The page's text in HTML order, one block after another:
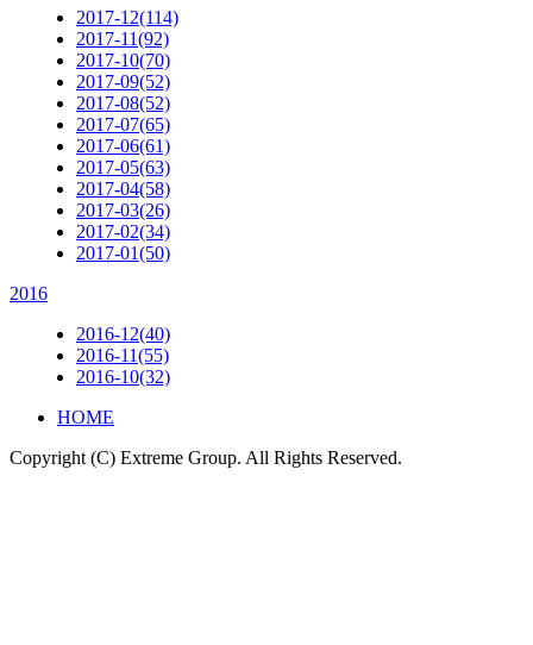
2017-12(114)
2017-11(92)
2017-10(70)
2017-09(52)
2017-08(52)
2017-07(65)
2017-06(61)
2017-05(63)
2017-04(58)
2017-03(26)
2017-02(34)
2017-01(50)
2016
2016-12(40)
2016-11(55)
2016-10(32)
HOME
Copyright (C) Extreme Group. All Rights Reserved.